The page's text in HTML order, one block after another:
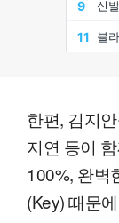
한편, 김지
지연 등이
100%, 완벽
(Key) 때문